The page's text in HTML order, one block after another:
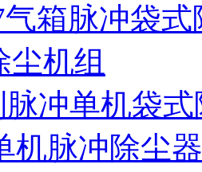
气箱脉冲袋
尘机组
冲单机袋式
机脉冲除尘器